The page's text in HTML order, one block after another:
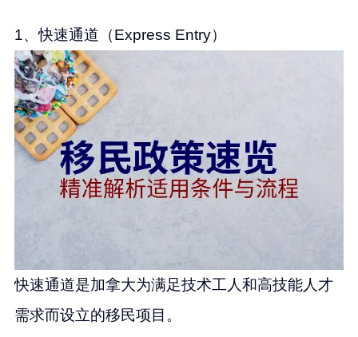
1、快速通道（Express Entry）
快速通道是加拿大为满足技术工人和高技能人才
需求而设立的移民项目。